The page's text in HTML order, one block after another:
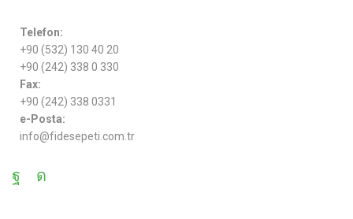
Telefon:
+90 (532) 130 40 20
+90 (242) 338 0 330
Fax:
+90 (242) 338 0331
e-Posta:
info@fidesepeti.com.tr